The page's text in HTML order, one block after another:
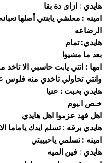
هايدي : ازاى دة بقا
امينه : معلشي يابنتي أصلها
الرضاعه
هايدي: تمام
بعد ما مشيوا
امها : انتي يابت حاسبي الا
وانتي تحاولي تاخدي منه فلوس
هايدي بخبث : عنيا
خلص اليوم
اهل فهد عزموا اهل هايدي
هايدي برقه : تسلم ايدك ياماما
امينه : تسلمي ياحبيبتي
هايدي : فين الميه